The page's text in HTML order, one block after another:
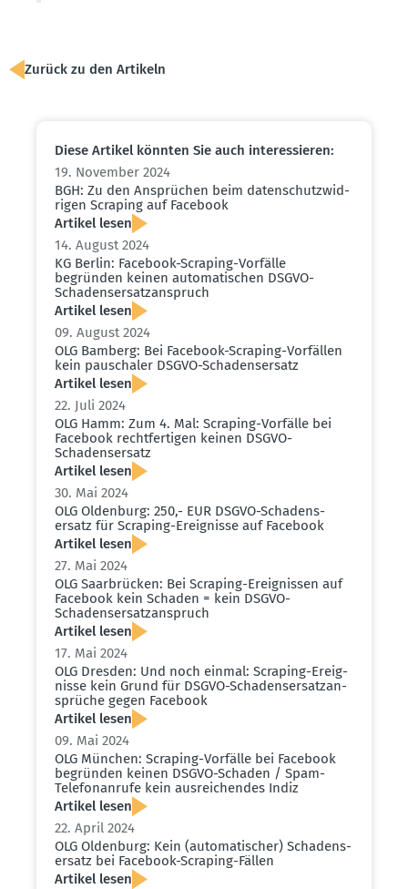
Zurück zu den Artikeln
Diese Artikel könnten Sie auch inter­es­sieren:
19. November 2024
BGH: Zu den Ansprüchen beim daten­schutz­wid­
rigen Scraping auf Facebook
Artikel lesen
14. August 2024
KG Berlin: Facebook-Scraping-Vorfälle
begründen keinen automa­ti­schen DSGVO-
Schadens­er­satz­an­spruch
Artikel lesen
09. August 2024
OLG Bamberg: Bei Facebook-Scraping-Vorfällen
kein pauschaler DSGVO-Schadens­ersatz
Artikel lesen
22. Juli 2024
OLG Hamm: Zum 4. Mal: Scraping-Vorfälle bei
Facebook recht­fer­tigen keinen DSGVO-
Schadens­ersatz
Artikel lesen
30. Mai 2024
OLG Oldenburg: 250,- EUR DSGVO-Schadens­
ersatz für Scraping-Ereig­nisse auf Facebook
Artikel lesen
27. Mai 2024
OLG Saarbrücken: Bei Scraping-Ereig­nissen auf
Facebook kein Schaden = kein DSGVO-
Schadens­er­satz­an­spruch
Artikel lesen
17. Mai 2024
OLG Dresden: Und noch einmal: Scraping-Ereig­
nisse kein Grund für DSGVO-Schadens­er­satz­an­
sprüche gegen Facebook
Artikel lesen
09. Mai 2024
OLG München: Scraping-Vorfälle bei Facebook
begründen keinen DSGVO-Schaden / Spam-
Telefon­anrufe kein ausrei­chendes Indiz
Artikel lesen
22. April 2024
OLG Oldenburg: Kein (automa­ti­scher) Schadens­
ersatz bei Facebook-Scraping-Fällen
Artikel lesen